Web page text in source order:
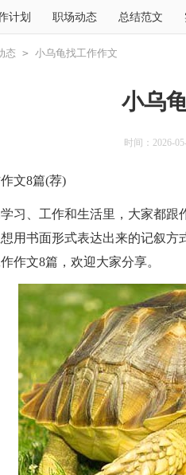
计划 职场动态 总结范文
态 > 小乌龟找工作作文
小乌
时间：2026-
文8篇(荐)
、工作和生活里，大家都跟
用书面形式表达出来的记叙
作文8篇，欢迎大家分享。